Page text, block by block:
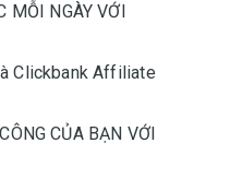
MỖI NGÀY VỚI
Clickbank Affiliate
CỦA BẠN VỚI